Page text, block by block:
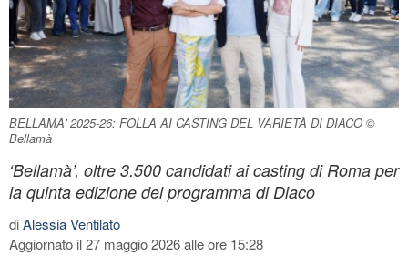
BELLAMA' 2025-26: FOLLA AI CASTING DEL VARIETÀ DI DIACO ©
Bellamà
‘Bellamà’, oltre 3.500 candidati ai casting di Roma per
la quinta edizione del programma di Diaco
diAlessia Ventilato
Aggiornato il 27 maggio 2026 alle ore 15:28